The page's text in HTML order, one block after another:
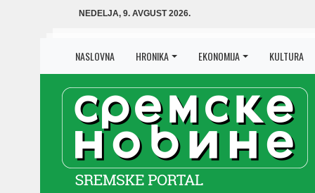
NEDELJA, 9. AVGUST 2026.
NASLOVNA HRONIKA EKONOMIJA KULTURA